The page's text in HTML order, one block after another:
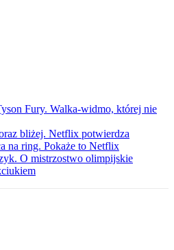
Fury. Walka-widmo, której nie
bliżej. Netflix potwierdza
na ring. Pokaże to Netflix
O mistrzostwo olimpijskie